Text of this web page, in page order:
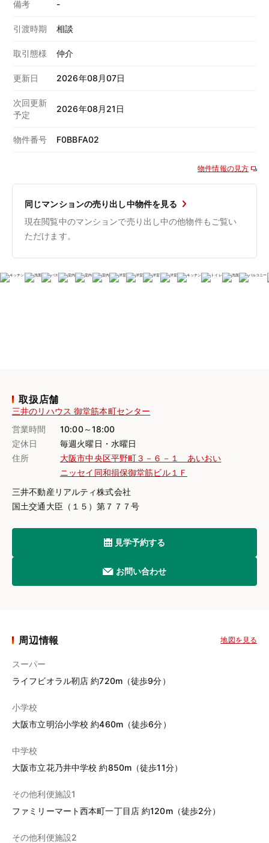
備考 -
引渡時期 相談
取引態様 仲介
更新日 2026年08月07日
次回更新
予定
2026年08月21日
物件番号 F0BBFA02
物件情報の見方
同じマンションの売り出し中物件を見る
現在閲覧中のマンションで売り出し中の他物件もご覧い
ただけます。
取扱店舗
三井のリハウス 御堂筋本町センター
営業時間
10:00～18:00
定休日
毎週火曜日・水曜日
住所
大阪市中央区平野町３－６－１ あいおい
ニッセイ同和損保御堂筋ビル１Ｆ
三井不動産リアルティ株式会社
国土交通大臣（１５）第７７７号
見学予約する
お問い合わせ
周辺情報 地図を見る
スーパー
ライフビオラル靭店 約720m（徒歩9分）
小学校
大阪市立明治小学校 約460m（徒歩6分）
中学校
大阪市立花乃井中学校 約850m（徒歩11分）
その他利便施設1
ファミリーマート西本町一丁目店 約120m（徒歩2分）
その他利便施設2